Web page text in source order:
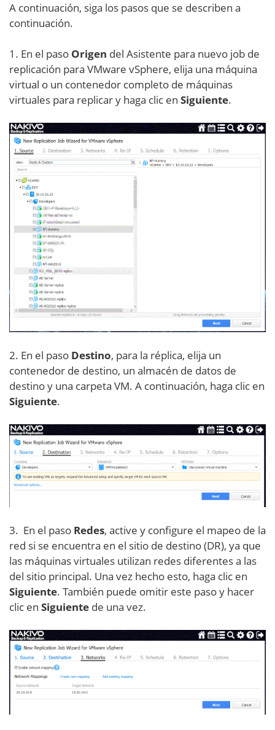
A continuación, siga los pasos que se describen a
continuación.
1. En el paso Origen del Asistente para nuevo job de
replicación para VMware vSphere, elija una máquina
virtual o un contenedor completo de máquinas
virtuales para replicar y haga clic en Siguiente.
2. En el paso Destino, para la réplica, elija un
contenedor de destino, un almacén de datos de
destino y una carpeta VM. A continuación, haga clic en
Siguiente.
3. En el paso Redes, active y configure el mapeo de la
red si se encuentra en el sitio de destino (DR), ya que
las máquinas virtuales utilizan redes diferentes a las
del sitio principal. Una vez hecho esto, haga clic en
Siguiente. También puede omitir este paso y hacer
clic en Siguiente de una vez.